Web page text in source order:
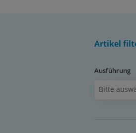
Artikel
Ausführung
Bitte